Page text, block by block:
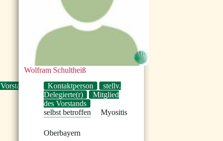
Vorstandsvorsitzende
Wolfram Schultheiß
Kontaktperson
stellv.
Delegierte(r)
Mitglied
des Vorstands
selbst betroffen
Myositis
Oberbayern